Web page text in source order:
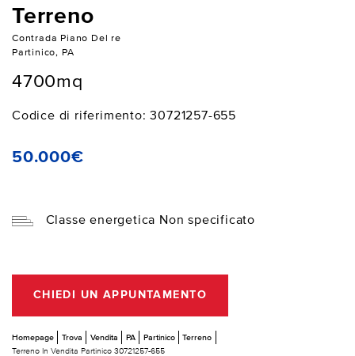
Terreno
Contrada Piano Del re
Partinico, PA
4700mq
Codice di riferimento: 30721257-655
50.000€
Classe energetica Non specificato
CHIEDI UN APPUNTAMENTO
Homepage Trova Vendita PA Partinico
Terreno
Terreno In Vendita Partinico 30721257-655